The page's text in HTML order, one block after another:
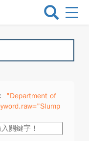
選
換
"Department of